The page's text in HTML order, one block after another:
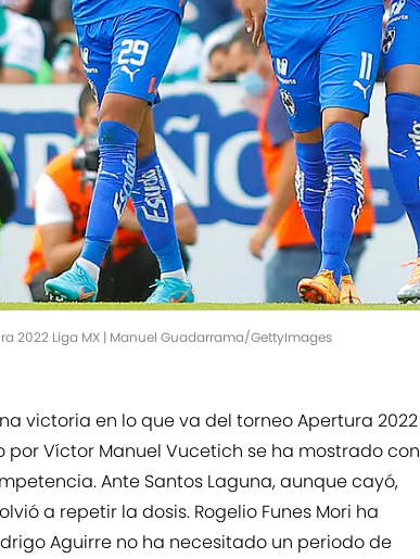
2022 Liga MX | Manuel Guadarrama/GettyImages
victoria en lo que va del torneo Apertura 2022
por Víctor Manuel Vucetich se ha mostrado con
Ante Santos Laguna, aunque cayó,
a repetir la dosis. Rogelio Funes Mori ha
Aguirre no ha necesitado un periodo de